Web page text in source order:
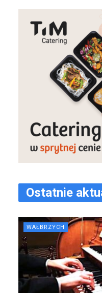
Ostatnie
WAŁBRZYCH